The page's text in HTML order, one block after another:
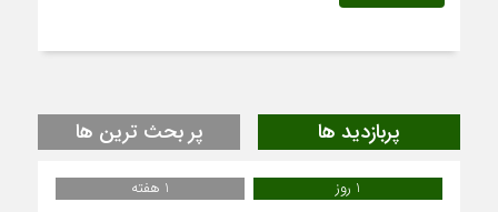
پربازدید ها پر بحث ترین ها
1 روز
1 هفته